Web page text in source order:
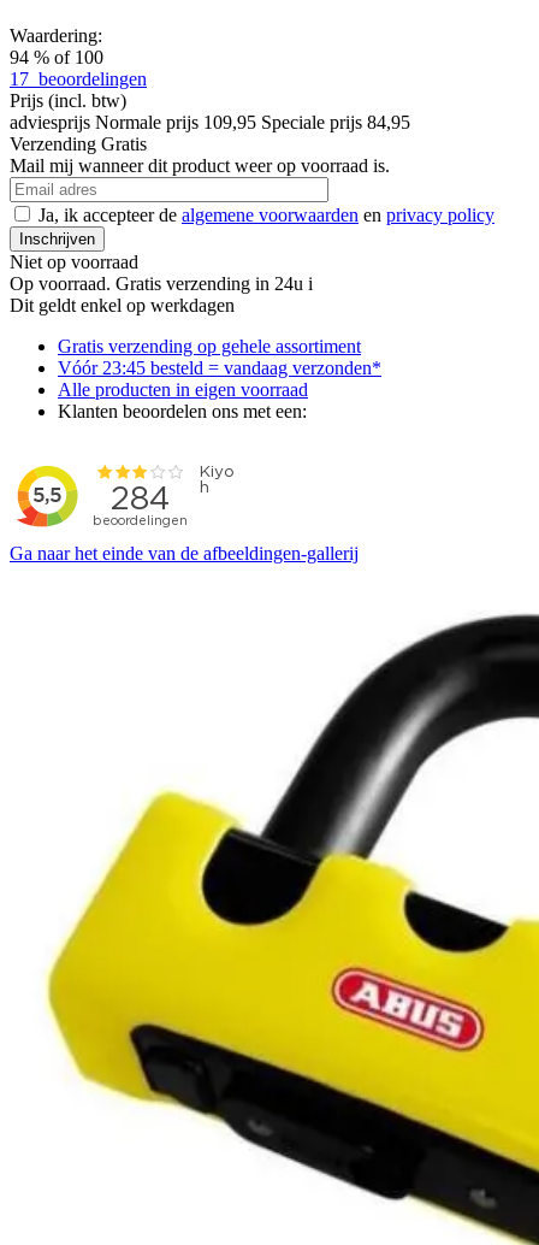
Waardering:
94 % of 100
17 beoordelingen
Prijs (incl. btw)
adviesprijs Normale prijs 109,95 Speciale prijs 84,95
Verzending Gratis
Mail mij wanneer dit product weer op voorraad is.
Ja, ik accepteer de algemene voorwaarden en privacy policy
Inschrijven
Niet op voorraad
Op voorraad. Gratis verzending in 24u i
Dit geldt enkel op werkdagen
Gratis verzending op gehele assortiment
Vóór 23:45 besteld = vandaag verzonden*
Alle producten in eigen voorraad
Klanten beoordelen ons met een:
Ga naar het einde van de afbeeldingen-gallerij